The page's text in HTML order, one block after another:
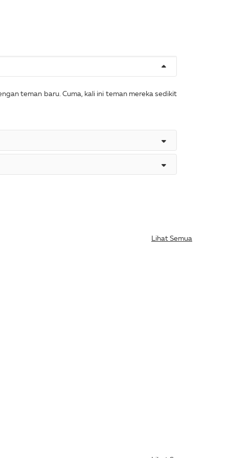
teman baru. Cuma, kali ini teman mereka sedikit
Lihat Semua